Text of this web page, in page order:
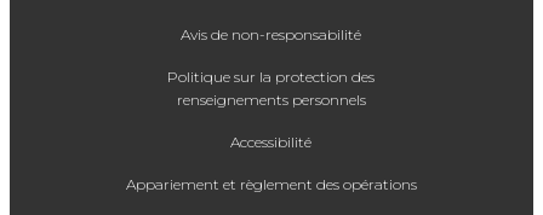
Avis de non-responsabilité
Politique sur la protection des
renseignements personnels
Accessibilité
Appariement et règlement des opérations